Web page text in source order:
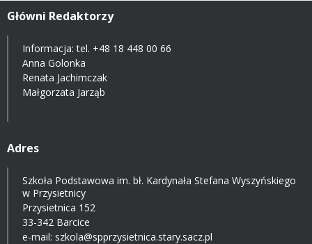
Główni Redaktorzy
Informacja: tel. +48 18 448 00 66
Anna Golonka
Renata Jachimczak
Małgorzata Jarząb
Adres
Szkoła Podstawowa im. bł. Kardynała Stefana Wyszyńskiego
w Przysietnicy
Przysietnica 152
33-342 Barcice
e-mail: szkola@spprzysietnica.stary.sacz.pl